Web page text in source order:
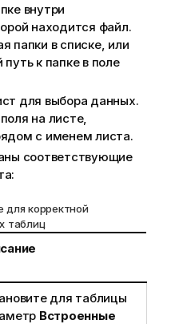
внутри
находится файл.
папки в списке, или
к папке в поле
для выбора данных.
на листе,
с именем листа.
соответствующие
корректной
таблиц
для таблицы
Встроенные